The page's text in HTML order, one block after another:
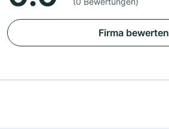
Firma bewerten